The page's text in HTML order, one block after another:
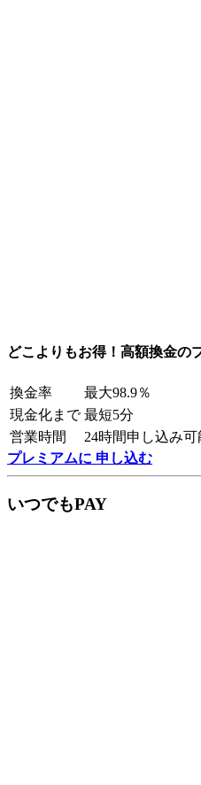
どこよりもお得！高額換金の
換金率
最大98.9％
現金化まで 最短5分
営業時間
24時間申し込み可
プレミアムに 申し込む
いつでもPAY